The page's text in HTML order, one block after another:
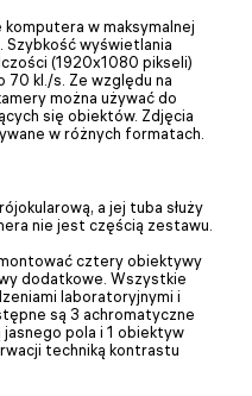
w maksymalnej
wyświetlania
(1920x1080 pikseli)
kl./s. Ze względu na
można używać do
się obiektów. Zdjęcia
w różnych formatach.
a jej tuba służy
nie jest częścią zestawu.
cztery obiektywy
dodatkowe. Wszystkie
laboratoryjnymi i
są 3 achromatyczne
pola i 1 obiektyw
techniką kontrastu